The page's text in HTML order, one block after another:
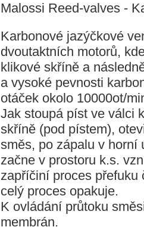
Malossi Reed-valves -
Karbonové jazýčkové
dvoutaktních motorů,
klikové skříně a
a vysoké pevnosti
otáček okolo 10000ot/
Jak stoupá píst ve válci
skříně (pod pístem),
směs, po zápalu v horní
začne v prostoru k.s.
zapříčiní proces přefuku
celý proces opakuje.
K ovládání průtoku
membrán.